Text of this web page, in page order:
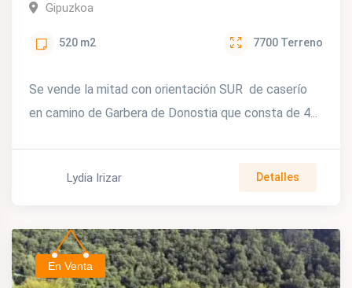
Gipuzkoa
520 m2 7700 Terreno
Se vende la mitad con orientación SUR de caserío
en camino de Garbera de Donostia que consta de 4...
Lydia Irizar Detalles
En Venta